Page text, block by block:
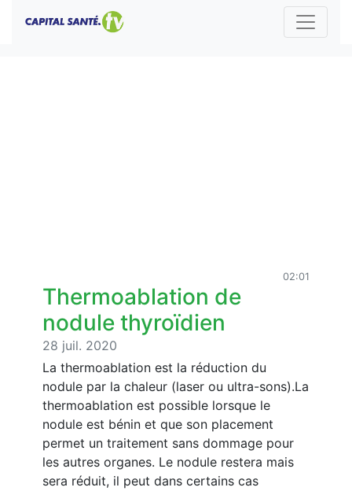
02:01
Thermoablation de
nodule thyroïdien
28 juil. 2020
La thermoablation est la réduction du
nodule par la chaleur (laser ou ultra-sons).La
thermoablation est possible lorsque le
nodule est bénin et que son placement
permet un traitement sans dommage pour
les autres organes. Le nodule restera mais
sera réduit, il peut dans certains cas